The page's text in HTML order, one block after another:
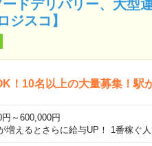
ドデリバリー、大型
ジスコ】
！10名以上の大量募集！駅
円～600,000円
増えるとさらに給与UP！ 1番稼ぐ人